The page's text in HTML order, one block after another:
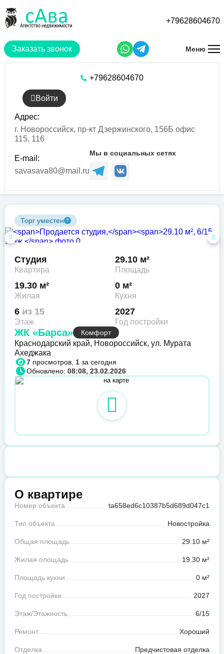
основному
Заказать звонок
+79628604670
Меню
+79628604670
Войти
Адрес:
г. Новороссийск, пр-кт Дзержинского, 156Б офис
115, 116
E-mail:
savasava80@mail.ru
Мы в социальных сетях
Торг уместен
Студия
Квартира
29.10 м²
Площадь
19.30 м²
Жилая
0 м²
Кухня
6 из 15
Этаж
2027
Год постройки
ЖК «Барса» Комфорт
Краснодарский край, Новороссийск, ул. Мурата
Ахеджака
7 просмотров, 1 за сегодня
Обновлено: 08:08, 23.02.2026
О квартире
Номер объекта ta658ed6c10387b5d689d047c1
Тип объекта Новостройка
Общая площадь 29.10 м²
Жилая площадь 19.30 м²
Площадь кухни 0 м²
Год постройки 2027
Этаж/Этажность 6/15
Ремонт Хороший
Отделка Предчистовая отделка